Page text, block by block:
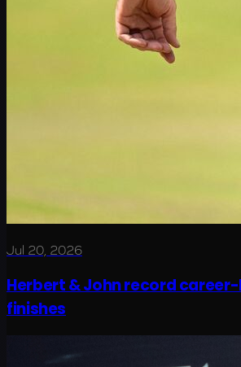
Jul 20, 2026
Herbert & John record
finishes